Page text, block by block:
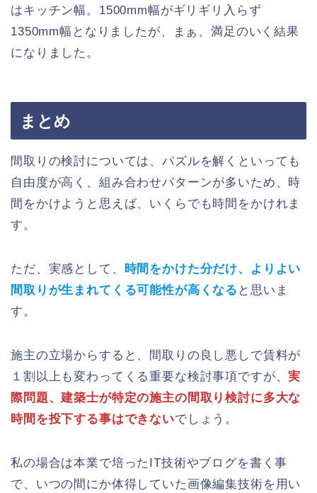
はキッチン幅。1500mm幅がギリギリ入らず
1350mm幅となりましたが、まぁ、満足のいく結果
になりました。
まとめ
間取りの検討については、パズルを解くといっても
自由度が高く、組み合わせパターンが多いため、時
間をかけようと思えば、いくらでも時間をかけれま
す。
ただ、実感として、 時間をかけた分だけ、よりよい
間取りが生まれてくる可能性が高くなる と思いま
す。
施主の立場からすると、間取りの良し悪しで賃料が
１割以上も変わってくる重要な検討事項ですが、実
際問題、建築士が特定の施主の間取り検討に多大な
時間を投下する事はできないでしょう。
私の場合は本業で培ったIT技術やブログを書く事
で、いつの間にか体得していた画像編集技術を用い